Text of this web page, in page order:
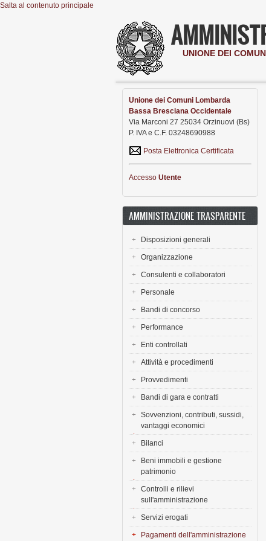
Salta al contenuto principale
UNIONE DEI
Unione dei Comuni Lombarda
Bassa Bresciana Occidentale
Via Marconi 27 25034 Orzinuovi (Bs)
P. IVA e C.F. 03248690988
Posta Elettronica Certificata
Accesso Utente
AMMINISTRAZIONE TRASPARENTE
Disposizioni generali
Organizzazione
Consulenti e collaboratori
Personale
Bandi di concorso
Performance
Enti controllati
Attività e procedimenti
Provvedimenti
Bandi di gara e contratti
Sovvenzioni, contributi, sussidi,
vantaggi economici
Bilanci
Beni immobili e gestione
patrimonio
Controlli e rilievi
sull'amministrazione
Servizi erogati
Pagamenti dell'amministrazione